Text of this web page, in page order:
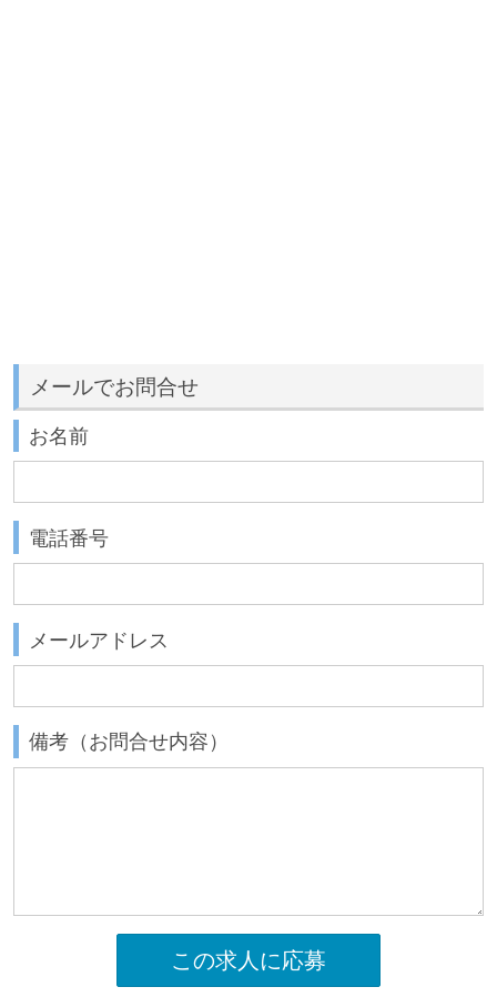
メールでお問合せ
お名前
電話番号
メールアドレス
備考（お問合せ内容）
この求人に応募